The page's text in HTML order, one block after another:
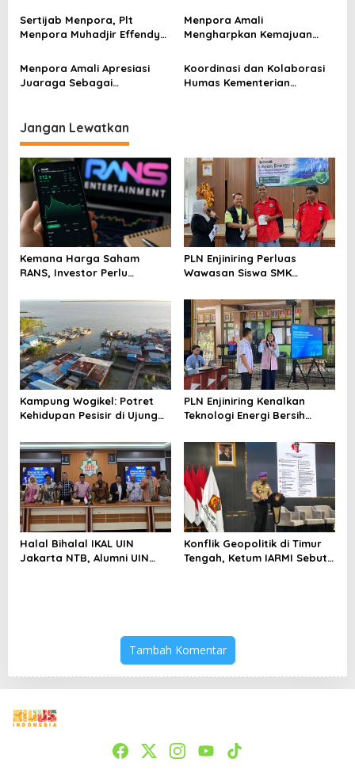
s
Internasional
Sertijab Menpora, Plt
Menpora Muhadjir Effendy
Berjalan dengan Baik
Menpora Amali
Mengharpkan Kemajuan
Menpora Amali Apresiasi
Juaraga Sebagai
Dunia U-20
Koordinasi dan Kolaborasi
Humas Kementerian
Jangan Lewatkan
Kemana Harga Saham
RANS, Investor Perlu
Menghindari Spekulasi
Berlebihan
PLN Enjiniring Perluas
Wawasan Siswa SMK
Perubahan Iklim
Kampung Wogikel: Potret
Kehidupan Pesisir di Ujung
Bertahan di Tengah
Keterbatasan
PLN Enjiniring Kenalkan
Teknologi Energi Bersih
Halal Bihalal IKAL UIN
Jakarta NTB, Alumni UIN
Konflik Geopolitik di Timur
Tengah, Ketum IARMI Sebut
Tambah Komentar